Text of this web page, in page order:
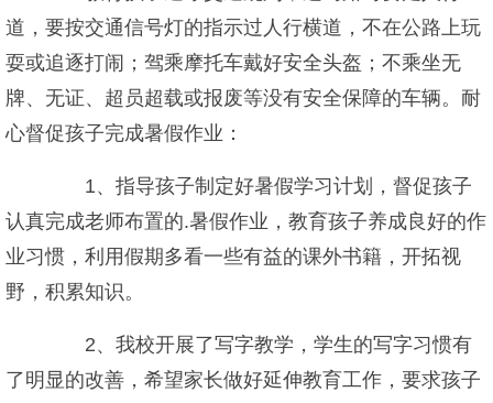
道，要按交通信号灯的指示过人行横道，不在公路上玩
耍或追逐打闹；驾乘摩托车戴好安全头盔；不乘坐无
牌、无证、超员超载或报废等没有安全保障的车辆。耐
心督促孩子完成暑假作业：
1、指导孩子制定好暑假学习计划，督促孩子
认真完成老师布置的.暑假作业，教育孩子养成良好的作
业习惯，利用假期多看一些有益的课外书籍，开拓视
野，积累知识。
2、我校开展了写字教学，学生的写字习惯有
了明显的改善，希望家长做好延伸教育工作，要求孩子